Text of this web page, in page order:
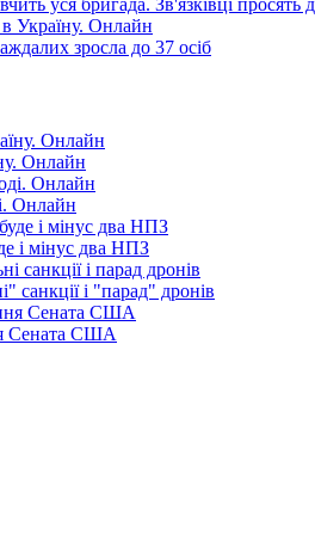
уся бригада. Зв'язківці просять
в Україну. Онлайн
зросла до 37 осіб
Онлайн
Онлайн
і мінус два НПЗ
санкції і "парад" дронів
Сената США